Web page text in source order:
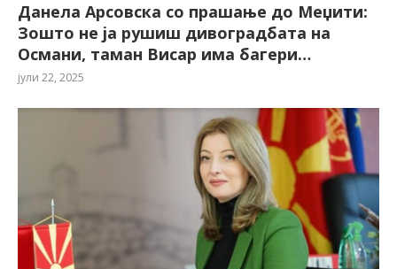
Данела Арсовска со прашање до Меџити:
Зошто не ја рушиш дивоградбата на
Османи, таман Висар има багери…
јули 22, 2025